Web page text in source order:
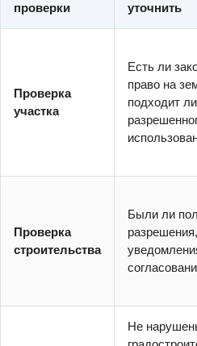
проверки
уточнить
Проверка
участка
Есть ли
право на
подходит
Проверка
строительства
Были ли
разрешения,
Не